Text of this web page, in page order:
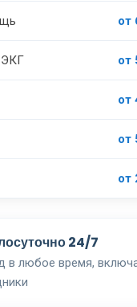
от
ЭКГ от
от
от
от
24/7
в любое время,